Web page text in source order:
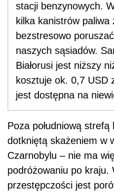
stacji benzynowych.
kilka kanistrów paliwa
bezstresowo
naszych sąsiadów.
Białorusi jest niższy
kosztuje ok. 0,7 USD
jest dostępna na
Poza południową
dotkniętą skażeniem w
Czarnobylu – nie ma
podróżowaniu po kraju.
przestępczości jest